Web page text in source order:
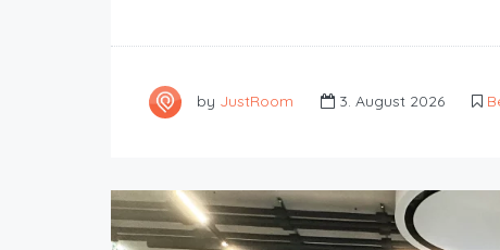
by JustRoom 3. August 2026